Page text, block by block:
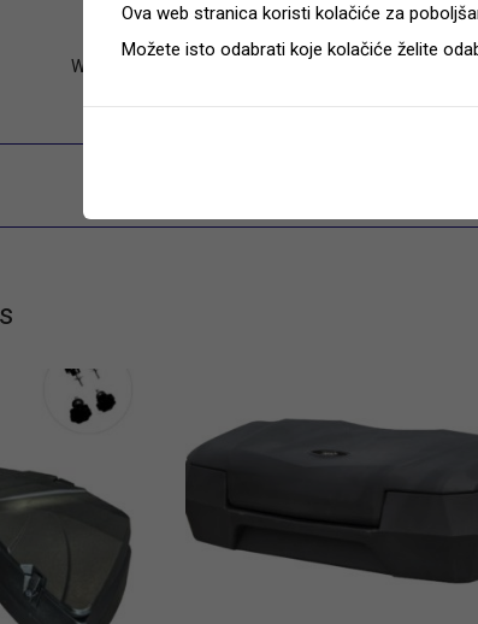
Weight
Ova web stranica koristi kolačiće za
Možete isto odabrati koje kolačiće želite